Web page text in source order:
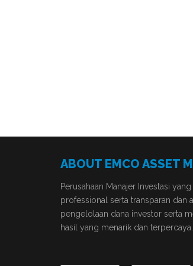
ABOUT EMCO ASSET
Perusahaan Manajer Investasi
professional serta transparan dan
pengelolaan dana investor serta
hasil yang menarik dan terpercaya.